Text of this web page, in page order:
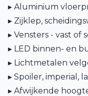
▸ Aluminium
▸ Zijklep,
▸ Vensters - vast of
▸ LED binnen- en
▸ Lichtmetalen
▸ Spoiler, imperial,
▸ Afwijkende